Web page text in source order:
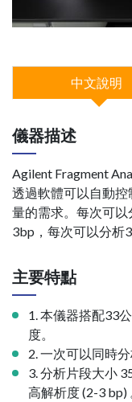
中文說明
儀器描述
Agilent Fragment
透過軟體可以自動
量的需求。每次可
3bp，每次可以分析
主要特點
1. 本儀器搭配33
度。
2. 一次可以同時分
3. 分析片段大小
高解析度 (2-3 bp)